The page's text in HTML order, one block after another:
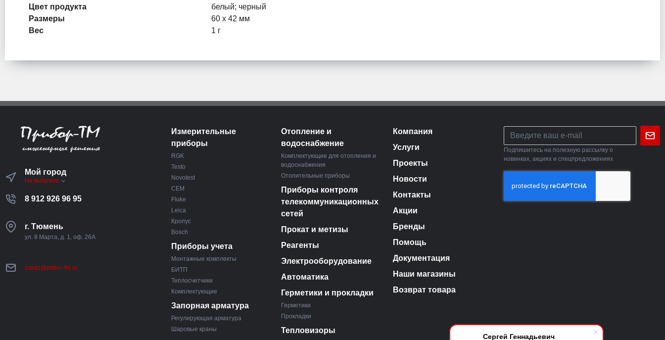
Сергей Геннадьевич
Цвет продукта
белый; черный
Размеры
60 x 42 мм
Вес
1 г
Мой город
Не выбрано
8 912 926 96 95
г. Тюмень
ул. 8 Марта, д. 1, оф. 26А
zakaz@pribor-tm.ru
Измерительные
приборы
RGK
Testo
Novotest
CEM
Fluke
Leica
Кропус
Bosch
Приборы учета
Монтажные комплекты
БИТП
Теплосчетчики
Комплектующие
Запорная арматура
Регулирующая арматура
Шаровые краны
Отопление и
водоснабжение
Комплектующие для отопления и
водоснабжения
Отопительные приборы
Приборы контроля
телекоммуникационных
сетей
Прокат и метизы
Реагенты
Электрооборудование
Автоматика
Герметики и прокладки
Герметики
Прокладки
Тепловизоры
Компания
Услуги
Проекты
Новости
Контакты
Акции
Бренды
Помощь
Документация
Наши магазины
Возврат товара
Подпишитесь на полезную рассылку о
новинках, акциях и спецпредложениях